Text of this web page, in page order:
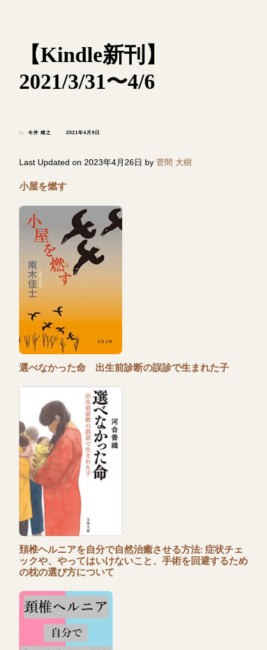
【Kindle新刊】
2021/3/31〜4/6
by 今井 靖之 2021年4月9日
Last Updated on 2023年4月26日 by 菅間 大樹
小屋を燃す
選べなかった命 出生前診断の誤診で生まれた子
頚椎ヘルニアを自分で自然治癒させる方法: 症状チェ
ックや、やってはいけないこと、手術を回避するため
の枕の選び方について